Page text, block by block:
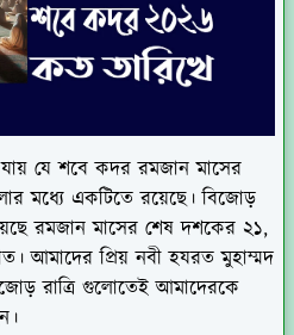
যায় যে শবে কদর রমজান মাসের
মধ্যে একটিতে রয়েছে। বিজোড়
রমজান মাসের শেষ দশকের ২১,
আমাদের প্রিয় নবী হযরত মুহাম্মদ
রাত্রি গুলোতেই আমাদেরকে